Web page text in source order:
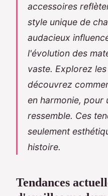
accessoires
style unique de
audacieux
l'évolution des
vaste. Explorez
découvrez
en harmonie, pour
ressemble. Ces
seulement
histoire.
Tendances